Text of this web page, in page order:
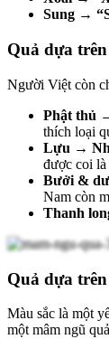
Sung →
Quả dựa
Người Việt còn
Phật thủ
thích loại
Lựu →
được coi là
Bưởi &
Nam còn
Thanh
Quả dựa
Màu sắc là một
một mâm ngũ